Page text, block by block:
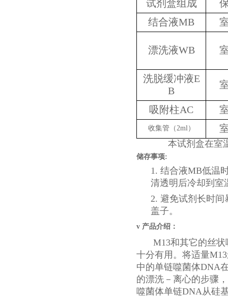
试剂盒组成
结合液MB
漂洗液WB
洗脱缓冲液E
B
吸附柱AC
收集管（2ml）
本试剂盒在室
储存事项:
1. 结合液MB低温
清透明后冷却到室
2. 避免试剂长时
盖子。
v 产品介绍：
M13和其它的丝
十分有用。将适量
中的单链噬菌体DNA
的漂洗－离心的步骤
噬菌体单链DNA从硅